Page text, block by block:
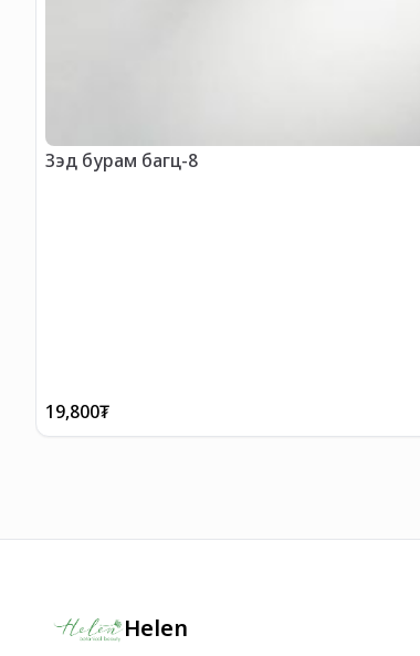
Зэд бурам багц-8
19,800₮
Helen